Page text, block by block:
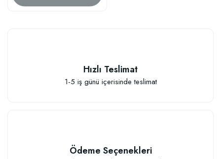
Hızlı Teslimat
1-5 iş günü içerisinde teslimat
Ödeme Seçenekleri